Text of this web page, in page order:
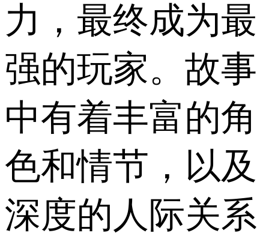
力，最终成为最
强的玩家。故事
中有着丰富的角
色和情节，以及
深度的人际关系